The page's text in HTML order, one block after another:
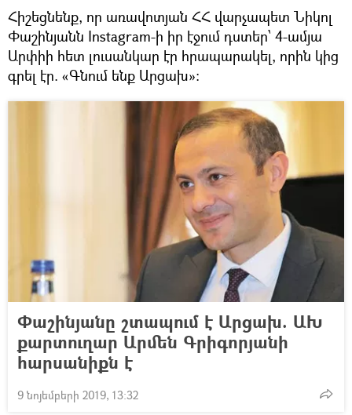
Հիշեցնենք, որ առավոտյան ՀՀ վարչապետ Նիկոլ
Փաշինյանն Instagram-ի իր էջում դստեր՝ 4-ամյա
Արփիի հետ լուսանկար էր հրապարակել, որին կից
գրել էր. «Գնում ենք Արցախ»:
Փաշինյանը շտապում է Արցախ. ԱԽ
քարտուղար Արմեն Գրիգորյանի
հարսանիքն է
9 նոյեմբերի 2019, 13:32